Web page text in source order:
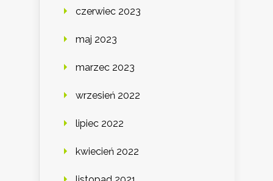
czerwiec 2023
maj 2023
marzec 2023
wrzesień 2022
lipiec 2022
kwiecień 2022